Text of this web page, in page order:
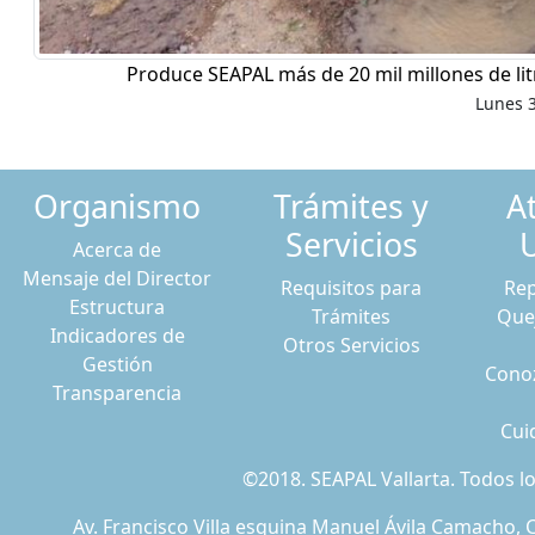
Produce SEAPAL más de 20 mil millones
Lunes
Organismo
Acerca de
Mensaje del Director
Estructura
Indicadores de
Gestión
Transparencia
Trámites y
Servicios
Requisitos para
Trámites
Otros Servicios
©2018. SEAPAL Vallarta. Todos
Av. Francisco Villa esquina Manuel Ávila Camacho,